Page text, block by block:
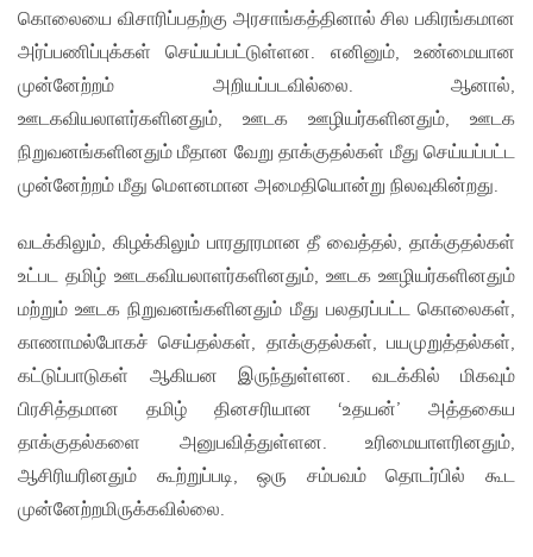
கொலையை விசாரிப்பதற்கு அரசாங்கத்தினால் சில பகிரங்கமான
அர்ப்பணிப்புக்கள் செய்யப்பட்டுள்ளன. எனினும், உண்மையான
முன்னேற்றம் அறியப்படவில்லை. ஆனால்,
ஊடகவியலாளர்களினதும், ஊடக ஊழியர்களினதும், ஊடக
நிறுவனங்களினதும் மீதான வேறு தாக்குதல்கள் மீது செய்யப்பட்ட
முன்னேற்றம் மீது மௌனமான அமைதியொன்று நிலவுகின்றது.
வடக்கிலும், கிழக்கிலும் பாரதூரமான தீ வைத்தல், தாக்குதல்கள்
உட்பட தமிழ் ஊடகவியலாளர்களினதும், ஊடக ஊழியர்களினதும்
மற்றும் ஊடக நிறுவனங்களினதும் மீது பலதரப்பட்ட கொலைகள்,
காணாமல்போகச் செய்தல்கள், தாக்குதல்கள், பயமுறுத்தல்கள்,
கட்டுப்பாடுகள் ஆகியன இருந்துள்ளன. வடக்கில் மிகவும்
பிரசித்தமான தமிழ் தினசரியான ‘உதயன்’ அத்தகைய
தாக்குதல்களை அனுபவித்துள்ளன. உரிமையாளரினதும்,
ஆசிரியரினதும் கூற்றுப்படி, ஒரு சம்பவம் தொடர்பில் கூட
முன்னேற்றமிருக்கவில்லை.